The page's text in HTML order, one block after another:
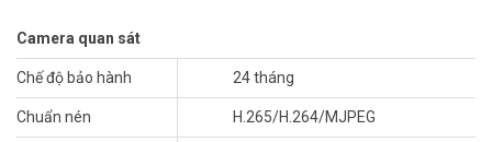
Camera quan sát
Chế độ bảo hành 24 tháng
Chuẩn nén H.265/H.264/MJPEG